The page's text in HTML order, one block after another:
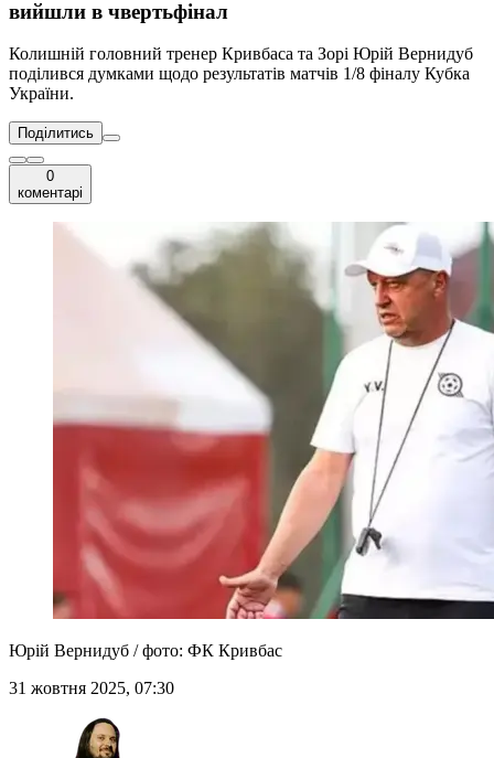
вийшли в чвертьфінал
Колишній головний тренер Кривбаса та Зорі Юрій Вернидуб
поділився думками щодо результатів матчів 1/8 фіналу Кубка
України.
Поділитись
0
коментарі
Юрій Вернидуб / фото: ФК Кривбас
31 жовтня 2025, 07:30